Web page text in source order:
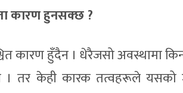
कारण हुनसक्छ ?
कारण हुँदैन । धेरैजसो अवस्थामा
। तर केही कारक तत्वहरूले